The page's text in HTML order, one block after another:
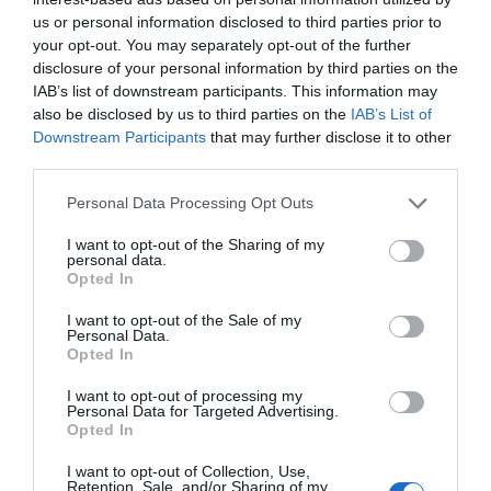
us or personal information disclosed to third parties prior to
your opt-out. You may separately opt-out of the further
disclosure of your personal information by third parties on the
IAB’s list of downstream participants. This information may
also be disclosed by us to third parties on the IAB’s List of
Downstream Participants that may further disclose it to other
Personal Data Processing Opt Outs
I want to opt-out of the Sharing of my
personal data.
Opted In
I want to opt-out of the Sale of my
Personal Data.
Opted In
I want to opt-out of processing my
Personal Data for Targeted Advertising.
Opted In
I want to opt-out of Collection, Use,
Retention, Sale, and/or Sharing of my
Lo + leído
Últimas novedades de nuestro canal de